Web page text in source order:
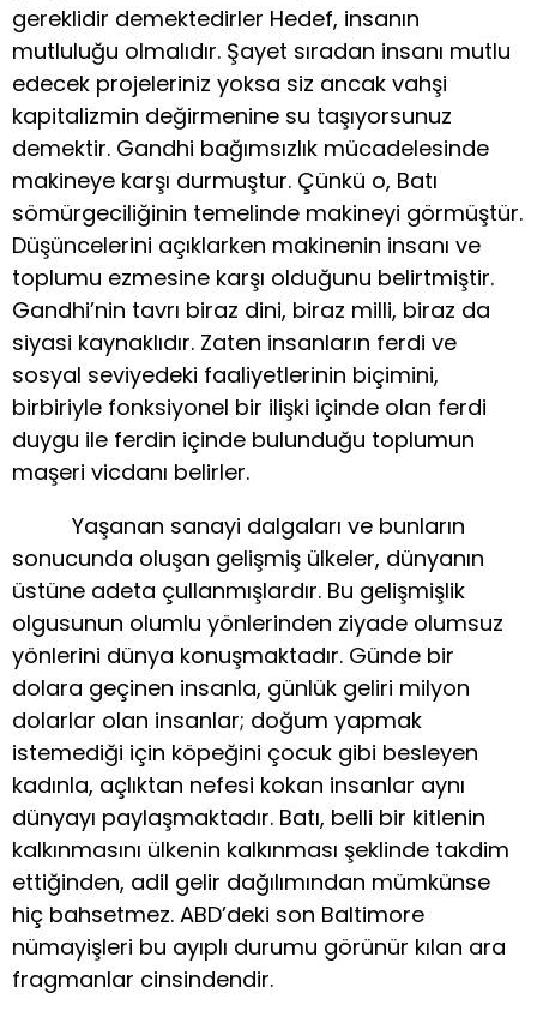
gereklidir demektedirler Hedef, insanın
mutluluğu olmalıdır. Şayet sıradan insanı mutlu
edecek projeleriniz yoksa siz ancak vahşi
kapitalizmin değirmenine su taşıyorsunuz
demektir. Gandhi bağımsızlık mücadelesinde
makineye karşı durmuştur. Çünkü o, Batı
sömürgeciliğinin temelinde makineyi görmüştür.
Düşüncelerini açıklarken makinenin insanı ve
toplumu ezmesine karşı olduğunu belirtmiştir.
Gandhi’nin tavrı biraz dini, biraz milli, biraz da
siyasi kaynaklıdır. Zaten insanların ferdi ve
sosyal seviyedeki faaliyetlerinin biçimini,
birbiriyle fonksiyonel bir ilişki içinde olan ferdi
duygu ile ferdin içinde bulunduğu toplumun
maşeri vicdanı belirler.
Yaşanan sanayi dalgaları ve bunların
sonucunda oluşan gelişmiş ülkeler, dünyanın
üstüne adeta çullanmışlardır. Bu gelişmişlik
olgusunun olumlu yönlerinden ziyade olumsuz
yönlerini dünya konuşmaktadır. Günde bir
dolara geçinen insanla, günlük geliri milyon
dolarlar olan insanlar; doğum yapmak
istemediği için köpeğini çocuk gibi besleyen
kadınla, açlıktan nefesi kokan insanlar aynı
dünyayı paylaşmaktadır. Batı, belli bir kitlenin
kalkınmasını ülkenin kalkınması şeklinde takdim
ettiğinden, adil gelir dağılımından mümkünse
hiç bahsetmez. ABD’deki son Baltimore
nümayişleri bu ayıplı durumu görünür kılan ara
fragmanlar cinsindendir.